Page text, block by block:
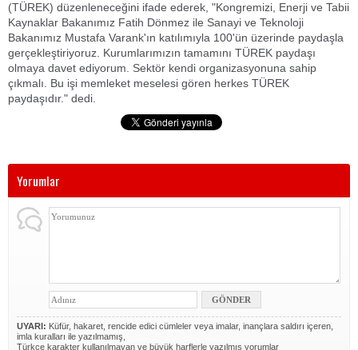
(TÜREK) düzenleneceğini ifade ederek, "Kongremizi, Enerji ve Tabii
Kaynaklar Bakanımız Fatih Dönmez ile Sanayi ve Teknoloji
Bakanımız Mustafa Varank'ın katılımıyla 100'ün üzerinde paydaşla
gerçekleştiriyoruz. Kurumlarımızın tamamını TÜREK paydaşı
olmaya davet ediyorum. Sektör kendi organizasyonuna sahip
çıkmalı. Bu işi memleket meselesi gören herkes TÜREK
paydaşıdır." dedi.
Yorumlar
UYARI: Küfür, hakaret, rencide edici cümleler veya imalar, inançlara saldırı içeren,
imla kuralları ile yazılmamış,
Türkçe karakter kullanılmayan ve büyük harflerle yazılmış yorumlar